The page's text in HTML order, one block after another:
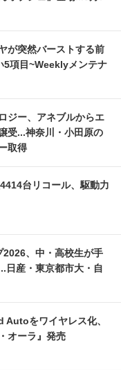
が突然バーストする前
5項目~Weeklyメンテナ
ジー、アネブルからエ
受...神奈川・小田原の
取得
台リコール、駆動力
2026、中・高校生が手
日産・東京都市大・自
をワイヤレス化、
オーラ』発売